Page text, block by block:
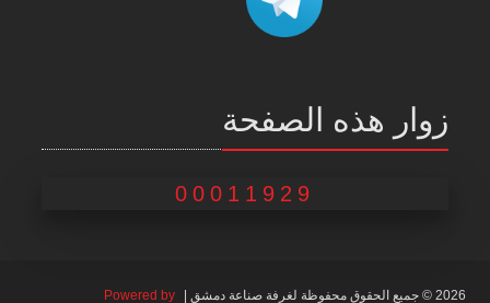
زوار هذه الصفحة
00011929
2026 © جميع الحقوق محفوظة لغرفة صناعة دمشق | Powered by